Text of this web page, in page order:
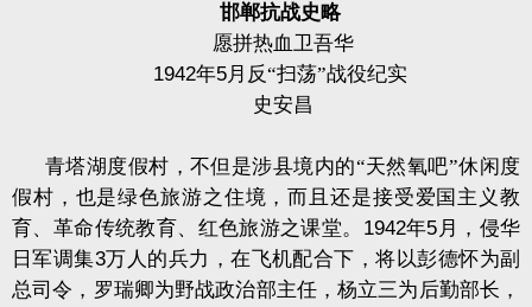
邯郸抗战史略
愿拼热血卫吾华
1942年5月反“扫荡”战役纪实
史安昌
青塔湖度假村，不但是涉县境内的“天然氧吧”休闲度
假村，也是绿色旅游之住境，而且还是接受爱国主义教
育、革命传统教育、红色旅游之课堂。 1942年5 月，侵华
日军调集3万人的兵力，在飞机配合下，将以彭德怀为副
总司令，罗瑞卿为野战政治部主任，杨立三为后勤部长，